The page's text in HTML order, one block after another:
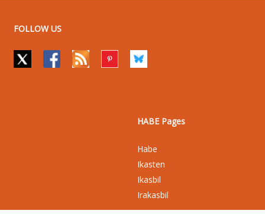
FOLLOW US
HABE Pages
Habe
Ikasten
Ikasbil
Irakasbil